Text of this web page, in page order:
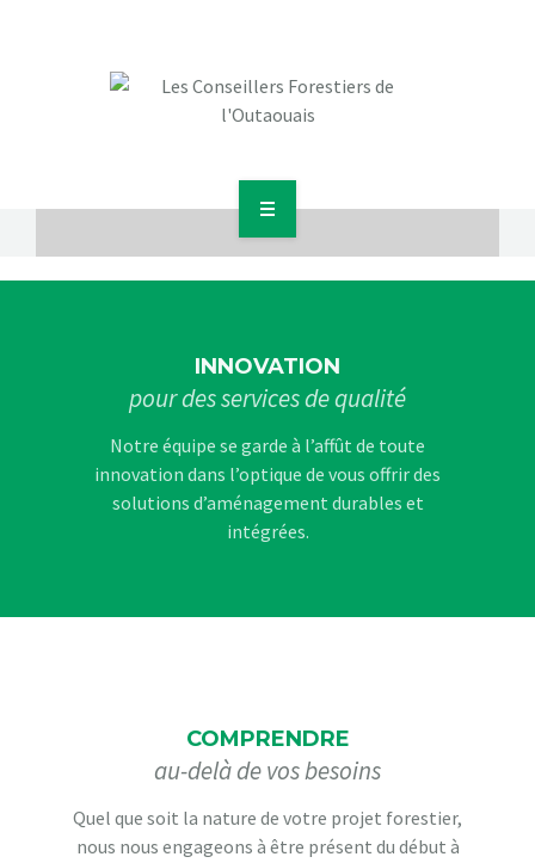
RÉALISATIONS
BLOGUE
INNOVATION
pour des services de qualité
Notre équipe se garde à l’affût de toute
innovation dans l’optique de vous offrir des
solutions d’aménagement durables et
intégrées.
COMPRENDRE
au-delà de vos besoins
Quel que soit la nature de votre projet forestier,
nous nous engageons à être présent du début à